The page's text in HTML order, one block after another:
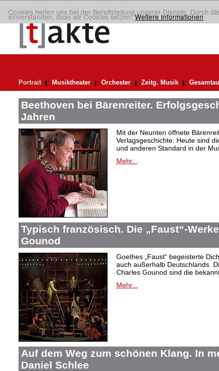
Cookies helfen uns bei der Bereitstellung unserer Dienste. Durch
einverstanden, dass wir Cookies setzen.Weitere Informationen
Portrait Musiktheater Orchester Zeitg. Musik
Beethoven bei Bärenreiter.
Jahren
Mit der Neunten öffnete
Verlagsgeschichte. Heute sind
und anderen Standard in der
Mehr...
Typisch französisch. Die „Faust“-
Gounod
Goethes „Faust“ begeisterte
auch außerhalb Deutschlands.
Charles Gounod sind die
Mehr...
Auf dem Weg zum schönen Klang. In
Daniel Schlee